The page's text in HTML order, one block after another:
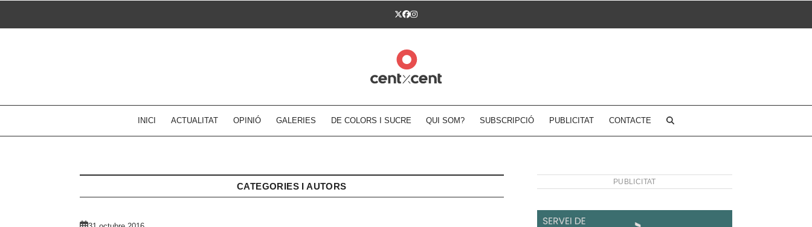
Twitter
Facebook
Instagram
INICI ACTUALITAT OPINIÓ GALERIES DE COLORS I SUCRE QUI SOM? SUBSCRIPCIÓ PUBLICITAT CONTACTE
CATEGORIES I AUTORS PUBLICITAT